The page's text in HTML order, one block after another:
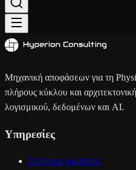
Μηχανική αποφάσεων για τη
πλήρους κύκλου και
λογισμικού, δεδομένων και AI.
Υπηρεσίες
Σύστημα προϊόντος